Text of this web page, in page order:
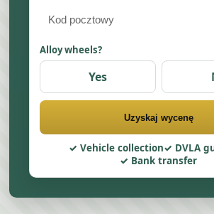
Alloy wheels?
Yes
Uzyskaj wycenę
Vehicle collection
DVLA
Bank transfer